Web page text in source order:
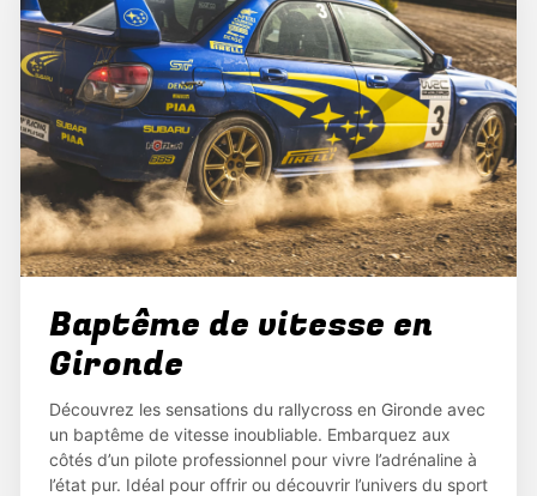
Baptême de vitesse en
Gironde
Découvrez les sensations du rallycross en Gironde avec
un baptême de vitesse inoubliable. Embarquez aux
côtés d’un pilote professionnel pour vivre l’adrénaline à
l’état pur. Idéal pour offrir ou découvrir l’univers du sport